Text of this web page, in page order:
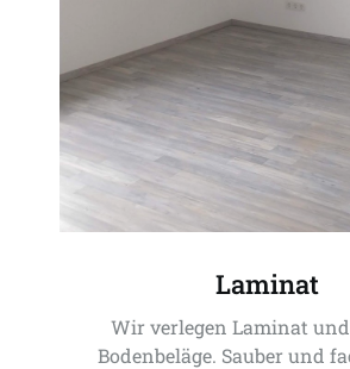
Laminat
Wir verlegen Laminat
Bodenbeläge. Sauber und